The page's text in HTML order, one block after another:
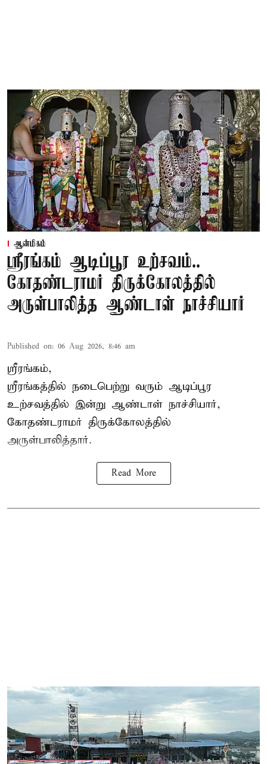
ஆன்மிகம்
ஸ்ரீரங்கம் ஆடிப்பூர உற்சவம்..
கோதண்டராமர் திருக்கோலத்தில்
அருள்பாலித்த ஆண்டாள் நாச்சியார்
Published on: 06 Aug 2026, 8:46 am
ஸ்ரீரங்கம்,
ஸ்ரீரங்கத்தில் நடைபெற்று வரும் ஆடிப்பூர
உற்சவத்தில் இன்று ஆண்டாள் நாச்சியார்,
கோதண்டராமர் திருக்கோலத்தில்
அருள்பாலித்தார்.
Read More